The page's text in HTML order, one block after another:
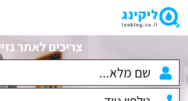
צריכים לאתר